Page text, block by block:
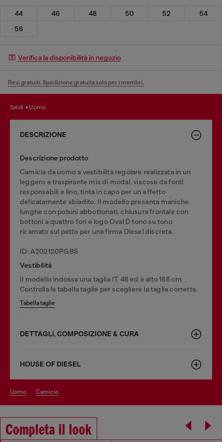
44 46 48 50 52
54
56
Verifica la disponibilità in negozio
Resi gratuiti. Spedizione gratuita solo per i membri.
saldi uomo
DESCRIZIONE
Descrizione prodotto
Camicia da uomo a vestibilità regolare realizzata in un
leggero e traspirante mix di modal, viscosa da fonti
responsabili e lino, tinta in capo per un effetto
delicatamente sbiadito. Il modello presenta maniche
lunghe con polsini abbottonati, chiusura frontale con
bottoni a quattro fori e logo Oval D tono su tono
ricamato sul petto per una firma Diesel discreta.
ID: A202120PGBS
Vestibilità
Il modello indossa una taglia IT 48 ed è alto 188 cm
Controlla la tabella taglie per scegliere la taglia corretta.
Tabella taglie
DETTAGLI, COMPOSIZIONE & CURA
HOUSE OF DIESEL
uomo camicie
Completa il look